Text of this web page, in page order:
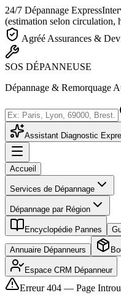
24/7 Dépannage Express
(estimation selon circulation,
Agréé Assurances &
SOS DÉPANNEUSE
Dépannage & Remorquage
Assistant Diagnostic
Accueil
Services de Dépannage
Dépannage par Région
Encyclopédie Pannes
Annuaire Dépanneurs
Espace CRM Dépanneur
Erreur 404 — Page